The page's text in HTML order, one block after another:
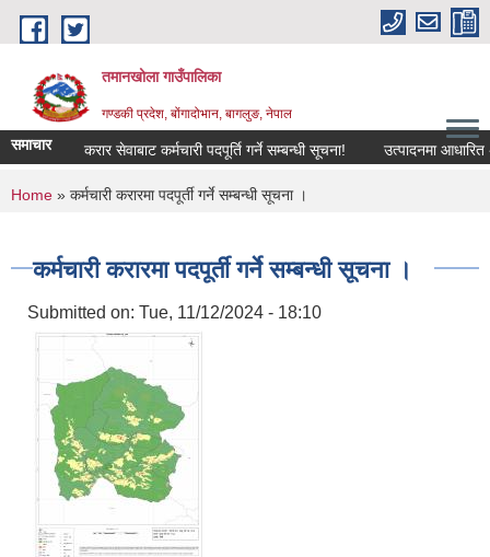
Skip to main content
तमानखोला गाउँपालिका
गण्डकी प्रदेश, बोंगादोभान, बागलुङ, नेपाल
समाचार करार सेवाबाट कर्मचारी पदपूर्ति गर्ने सम्बन्धी सूचना! उत्पादनमा आधारित
You are here
Home » कर्मचारी करारमा पदपूर्ती गर्ने सम्बन्धी सूचना ।
कर्मचारी करारमा पदपूर्ती गर्ने सम्बन्धी सूचना ।
Submitted on: Tue, 11/12/2024 - 18:10